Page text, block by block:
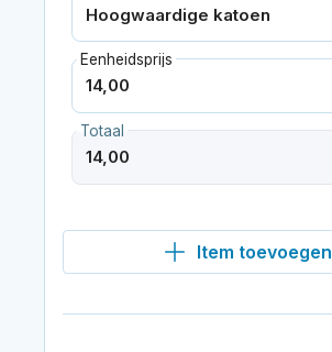
Eenheidsprijs
Totaal
Item toevoegen